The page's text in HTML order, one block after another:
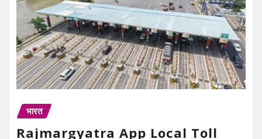
भारत
Rajmargyatra App Local Toll